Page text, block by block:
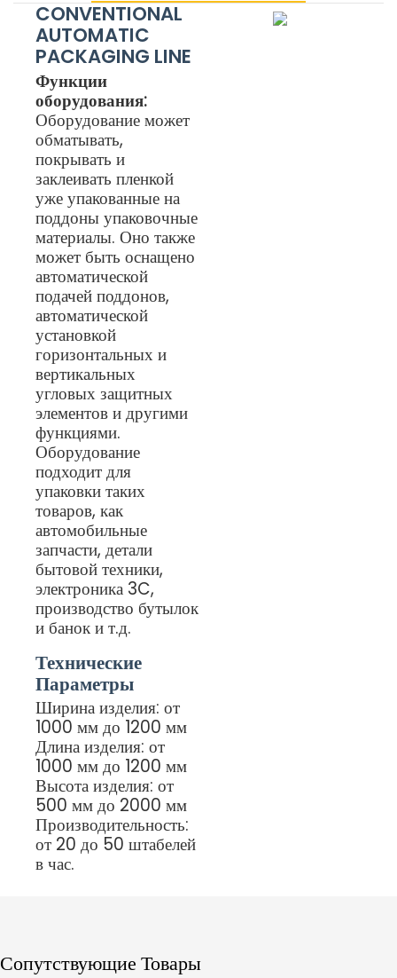
CONVENTIONAL
AUTOMATIC
PACKAGING LINE
Функции
оборудования:
Оборудование может
обматывать,
покрывать и
заклеивать пленкой
уже упакованные на
поддоны упаковочные
материалы. Оно также
может быть оснащено
автоматической
подачей поддонов,
автоматической
установкой
горизонтальных и
вертикальных
угловых защитных
элементов и другими
функциями.
Оборудование
подходит для
упаковки таких
товаров, как
автомобильные
запчасти, детали
бытовой техники,
электроника 3C,
производство бутылок
и банок и т.д.
Технические
Параметры
Ширина изделия: от
1000 мм до 1200 мм
Длина изделия: от
1000 мм до 1200 мм
Высота изделия: от
500 мм до 2000 мм
Производительность:
от 20 до 50 штабелей
в час.
Сопутствующие Товары